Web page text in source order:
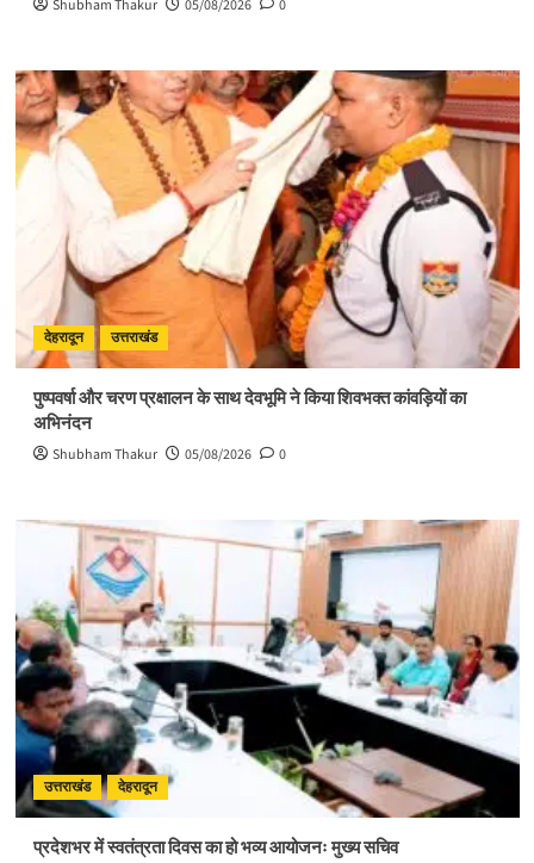
Shubham Thakur 05/08/2026 0
देहरादून उत्तराखंड
पुष्पवर्षा और चरण प्रक्षालन के साथ देवभूमि ने किया शिवभक्त कांवड़ियों का
अभिनंदन
Shubham Thakur 05/08/2026 0
उत्तराखंड देहरादून
प्रदेशभर में स्वतंत्रता दिवस का हो भव्य आयोजनः मुख्य सचिव